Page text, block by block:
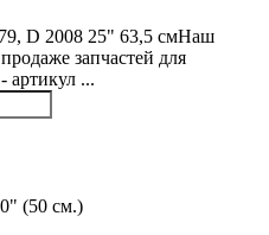
D 2008 25" 63,5 смНаш
запчастей для
артикул ...